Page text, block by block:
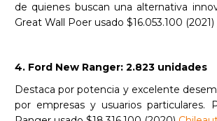
de quienes buscan una alternativa
Great Wall Poer usado $16.053.100 (2021)
4. Ford New Ranger: 2.823 unidades
Destaca por potencia y excelente
por empresas y usuarios particulares.